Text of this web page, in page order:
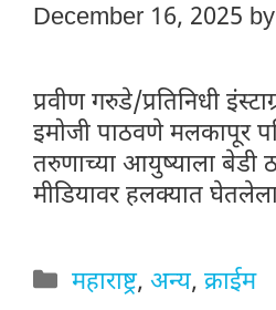
December 16, 2025 by
प्रवीण गरुडे/प्रतिनिधी
इमोजी पाठवणे मलकापूर
तरुणाच्या आयुष्याला बेडी
मीडियावर हलक्यात
Categories
महाराष्ट्र,अन्य,क्राईम